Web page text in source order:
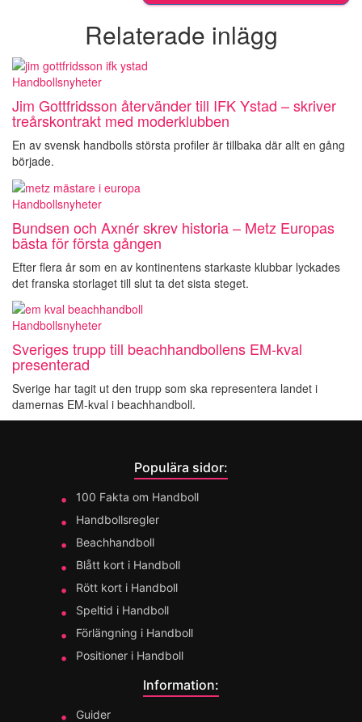
Relaterade inlägg
Handbollsnyheter
Jim Gottfridsson återvänder till IFK Ystad – skriver
treårskontrakt med moderklubben
En av svensk handbolls största profiler är tillbaka där allt en gång
började.
Handbollsnyheter
Bundsen och Axnér skrev historia – Metz Europas
bästa för första gången
Efter flera år som en av kontinentens starkaste klubbar lyckades
det franska storlaget till slut ta det sista steget.
Handbollsnyheter
Sveriges trupp till beachhandbollens EM-kval
presenterad
Sverige har tagit ut den trupp som ska representera landet i
damernas EM-kval i beachhandboll.
Populära sidor:
100 Fakta om Handboll
Handbollsregler
Beachhandboll
Blått kort i Handboll
Rött kort i Handboll
Speltid i Handboll
Förlängning i Handboll
Positioner i Handboll
Information:
Guider